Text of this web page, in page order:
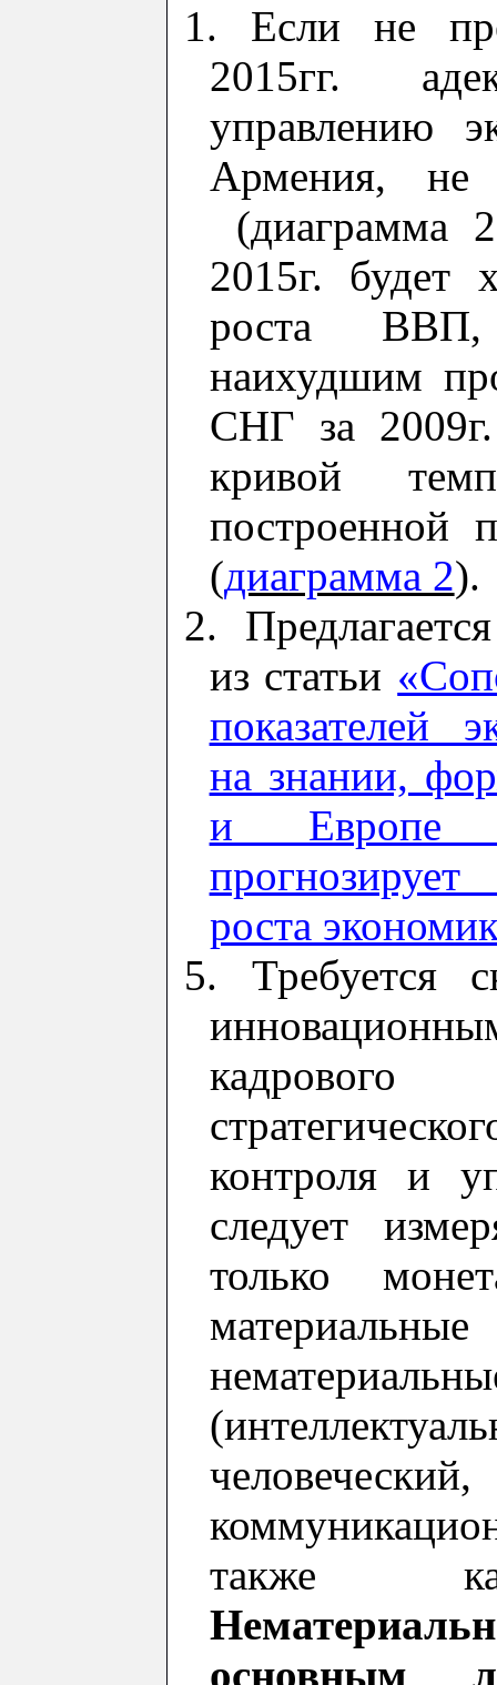
1. Если не
2015гг.
управлению
Армения, не
(диаграмма 2
2015г. будет
роста
наихудшим
СНГ за
кривой
построенной
(диаграмма 2).
2. Предлагается
из статьи
показателей
на знании,
и Европе
роста
5. Требуется
контроля и
следует
только
также
Н
основным